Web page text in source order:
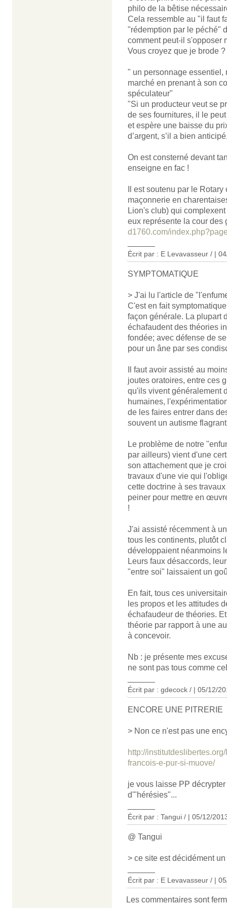
philo de la bêtise
Cela ressemble au "il faut
"rédemption par le péché"
comment peut-il s'opposer
Vous croyez que je brode
" un personnage essentiel,
marché en prenant à son
spéculateur"
"Si un producteur veut se
de ses fournitures, il le
et espère une baisse du
d’argent, s’il a bien
On est consterné devant
enseigne en fac !
Il est soutenu par le
maçonnerie en
Lion's club) qui
eux représente la cour des
d1760.com/
Écrit par : E Levavasseur / |
SYMPTOMATIQUE
> J'ai lu l'article de
C'est en fait
façon générale. La plupart
échafaudent des théories
fondée; avec défense de
pour un âne par ses
Il faut avoir assisté au
joutes oratoires, entre ces
qu'ils vivent généralement
humaines,
de les faires entrer dans
souvent un autisme
Le problème de notre
par ailleurs) vient d'une
son attachement que je
travaux d'une vie qui
cette doctrine à ses
peiner pour mettre en
!
J'ai assisté récemment à
tous les continents, plutôt
développaient néanmoins
Leurs faux désaccords,
"entre soi" laissaient un
En fait, tous ces
les propos et les attitudes
échafaudeur de théories.
théorie par rapport à une
à concevoir.
Nb : je présente mes
ne sont pas tous comme
Écrit par : gdecock / | 05/12/
ENCORE UNE PITRERIE
> Non ce n'est pas une
http://
francois-e-pur-si-muove/
je vous laisse PP
d'"hérésies"...
Écrit par : Tangui / | 05/12/
@ Tangui
> ce site est décidément
Écrit par : E Levavasseur / |
Les commentaires sont